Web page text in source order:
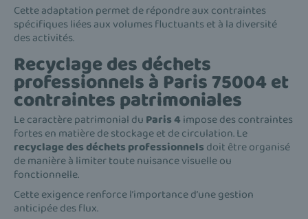
Cette adaptation permet de répondre aux contraintes
spécifiques liées aux volumes fluctuants et à la diversité
des activités.
Recyclage des déchets
professionnels à Paris 75004 et
contraintes patrimoniales
Le caractère patrimonial du Paris 4 impose des contraintes
fortes en matière de stockage et de circulation. Le
recyclage des déchets professionnels doit être organisé
de manière à limiter toute nuisance visuelle ou
fonctionnelle.
Cette exigence renforce l’importance d’une gestion
anticipée des flux.